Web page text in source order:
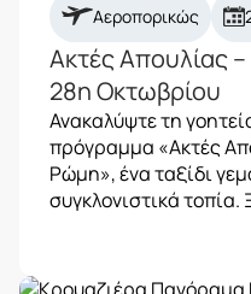
Αεροπορικώς
Ακτές Απουλίας
28η Οκτωβρίου
Ανακαλύψτε τη
πρόγραμμα «Ακτές
Ρώμη», ένα ταξίδι
συγκλονιστικά τοπία.